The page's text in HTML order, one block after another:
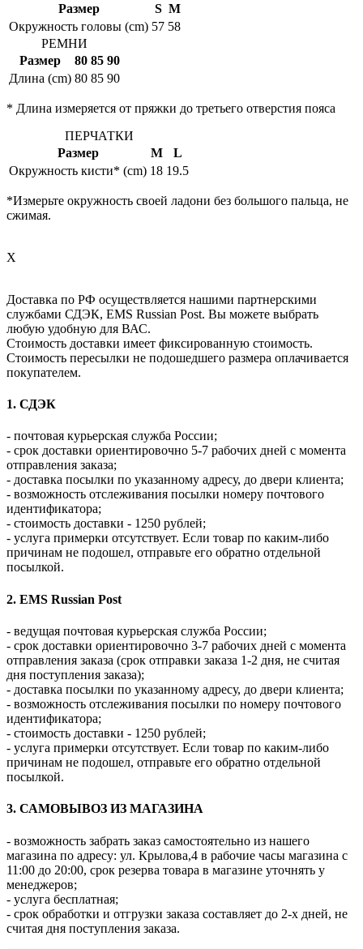
Размер
S M
Окружность головы (cm) 57 58
РЕМНИ
Размер
80 85 90
Длина (cm) 80 85 90
* Длина измеряется от пряжки до третьего отверстия пояса
ПЕРЧАТКИ
Размер
M
L
Окружность кисти* (cm) 18 19.5
*Измерьте окружность своей ладони без большого пальца, не
сжимая.
X
Доставка по РФ осуществляется нашими партнерскими
службами СДЭК, EMS Russian Post. Вы можете выбрать
любую удобную для ВАС.
Стоимость доставки имеет фиксированную стоимость.
Стоимость пересылки не подошедшего размера оплачивается
покупателем.
1. СДЭК
- почтовая курьерская служба России;
- срок доставки ориентировочно 5-7 рабочих дней с момента
отправления заказа;
- доставка посылки по указанному адресу, до двери клиента;
- возможность отслеживания посылки номеру почтового
идентификатора;
- стоимость доставки - 1250 рублей;
- услуга примерки отсутствует. Если товар по каким-либо
причинам не подошел, отправьте его обратно отдельной
посылкой.
2. EMS Russian Post
- ведущая почтовая курьерская служба России;
- срок доставки ориентировочно 3-7 рабочих дней с момента
отправления заказа (срок отправки заказа 1-2 дня, не считая
дня поступления заказа);
- доставка посылки по указанному адресу, до двери клиента;
- возможность отслеживания посылки по номеру почтового
идентификатора;
- стоимость доставки - 1250 рублей;
- услуга примерки отсутствует. Если товар по каким-либо
причинам не подошел, отправьте его обратно отдельной
посылкой.
3. САМОВЫВОЗ ИЗ МАГАЗИНА
- возможность забрать заказ самостоятельно из нашего
магазина по адресу: ул. Крылова,4 в рабочие часы магазина с
11:00 до 20:00, срок резерва товара в магазине уточнять у
менеджеров;
- услуга бесплатная;
- срок обработки и отгрузки заказа составляет до 2-х дней, не
считая дня поступления заказа.